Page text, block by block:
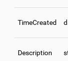
TimeCreated
Description